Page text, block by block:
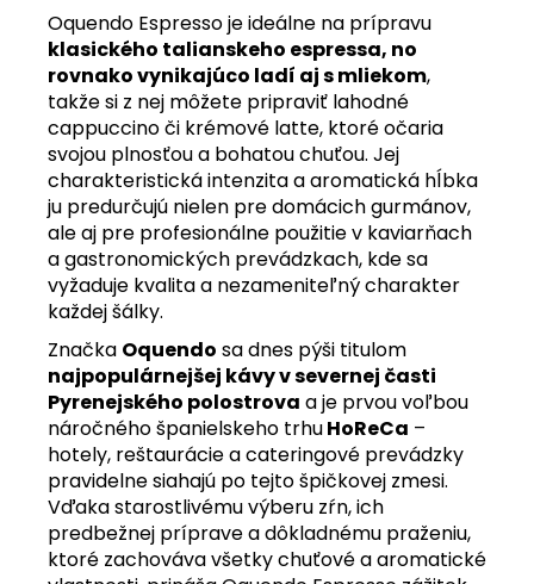
Oquendo Espresso je ideálne na prípravu
klasického talianskeho espressa, no
rovnako vynikajúco ladí aj s mliekom,
takže si z nej môžete pripraviť lahodné
cappuccino či krémové latte, ktoré očaria
svojou plnosťou a bohatou chuťou. Jej
charakteristická intenzita a aromatická hĺbka
ju predurčujú nielen pre domácich gurmánov,
ale aj pre profesionálne použitie v kaviarňach
a gastronomických prevádzkach, kde sa
vyžaduje kvalita a nezameniteľný charakter
každej šálky.
Značka Oquendo sa dnes pýši titulom
najpopulárnejšej kávy v severnej časti
Pyrenejského polostrova a je prvou voľbou
náročného španielskeho trhuHoReCa –
hotely, reštaurácie a cateringové prevádzky
pravidelne siahajú po tejto špičkovej zmesi.
Vďaka starostlivému výberu zŕn, ich
predbežnej príprave a dôkladnému praženiu,
ktoré zachováva všetky chuťové a aromatické